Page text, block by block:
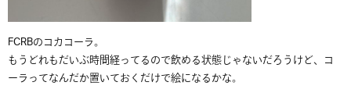
FCRBのコカコーラ。
もうどれもだいぶ時間経ってるので飲める状態じゃないだろうけど、コ
ーラってなんだか置いておくだけで絵になるかな。